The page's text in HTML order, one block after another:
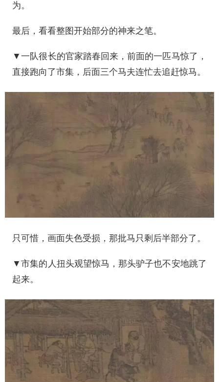
为。
最后，看看整图开始部分的神来之笔。
▼一队很长的官家踏春回来，前面的一匹马惊了，
直接跑向了市集，后面三个马夫连忙去追赶惊马。
只可惜，画面失色受损，那批马只剩后半部分了。
▼市集的人扭头观望惊马，那头驴子也不安地跳了
起来。